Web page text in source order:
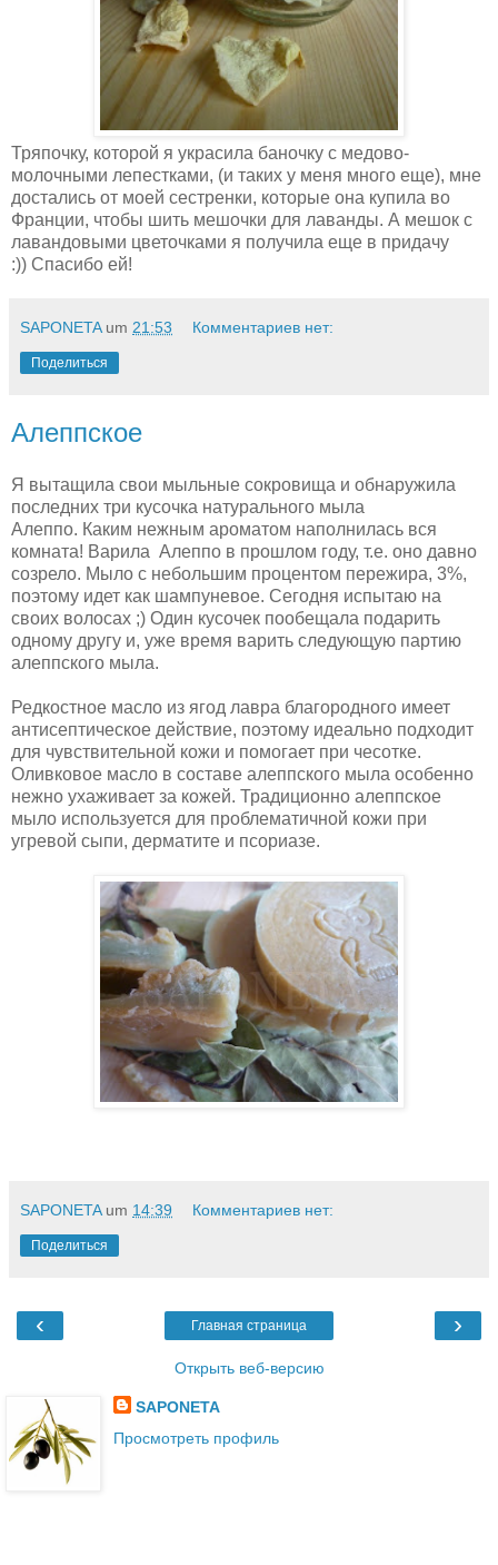
Тряпочку, которой я украсила баночку с медово-
молочными лепестками, (и таких у меня много еще), мне
достались от моей сестренки, которые она купила во
Франции, чтобы шить мешочки для лаванды. А мешок с
лавандовыми цветочками я получила еще в придачу
:)) Спасибо ей!
SAPONETA um 21:53 Комментариев нет:
Поделиться
Алеппское
Я вытащила свои мыльные сокровища и обнаружила
последних три кусочка натурального мыла
Алеппо. Каким нежным ароматом наполнилась вся
комната! Варила Алеппо в прошлом году, т.е. оно давно
созрело. Мыло с небольшим процентом пережира, 3%,
поэтому идет как шампуневое. Сегодня испытаю на
своих волосах ;) Один кусочек пообещала подарить
одному другу и, уже время варить следующую партию
алеппского мыла.
Редкостное масло из ягод лавра благородного имеет
антисептическое действие, поэтому идеально подходит
для чувствительной кожи и помогает при чесотке.
Оливковое масло в составе алеппского мыла особенно
нежно ухаживает за кожей. Традиционно алеппское
мыло используется для проблематичной кожи при
угревой сыпи, дерматите и псориазе.
SAPONETA um 14:39 Комментариев нет:
Поделиться
‹ ›
Главная страница
Открыть веб-версию
SAPONETA
Просмотреть профиль